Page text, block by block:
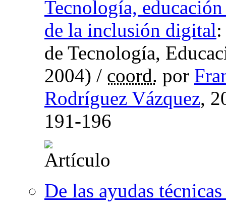
Tecnología,
de la inclusión digital:
de Tecnología,
2004) / coord. por
Rodríguez Vázquez,
191-196
De las ayudas